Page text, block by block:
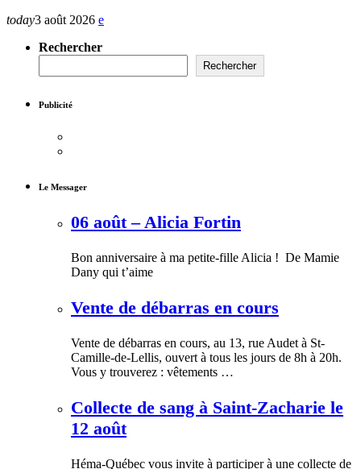
today3 août 2026
Rechercher
Rechercher
Publicité
Le Messager
06 août – Alicia Fortin
Bon anniversaire à ma petite-fille Alicia ! De Mamie
Dany qui t’aime
Vente de débarras en cours
Vente de débarras en cours, au 13, rue Audet à St-
Camille-de-Lellis, ouvert à tous les jours de 8h à 20h.
Vous y trouverez : vêtements …
Collecte de sang à Saint-Zacharie le
12 août
Héma-Québec vous invite à participer à une collecte de